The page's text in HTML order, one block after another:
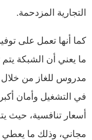
التجارية المزدحمة.
كما أنها تعمل على
ما يعني أن الشبكة يتم
مدروس للغاز من خلال
في التشغيل وأمان
أسعار تنافسية، حيث
مجاني، وذلك ما يعطي